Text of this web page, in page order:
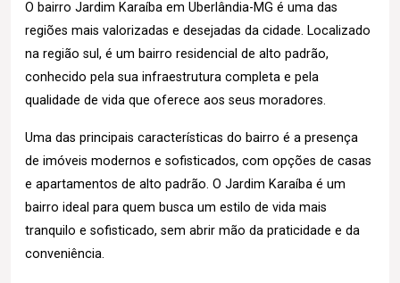
O bairro Jardim Karaíba em Uberlândia-MG é uma das
regiões mais valorizadas e desejadas da cidade. Localizado
na região sul, é um bairro residencial de alto padrão,
conhecido pela sua infraestrutura completa e pela
qualidade de vida que oferece aos seus moradores.
Uma das principais características do bairro é a presença
de imóveis modernos e sofisticados, com opções de casas
e apartamentos de alto padrão. O Jardim Karaíba é um
bairro ideal para quem busca um estilo de vida mais
tranquilo e sofisticado, sem abrir mão da praticidade e da
conveniência.